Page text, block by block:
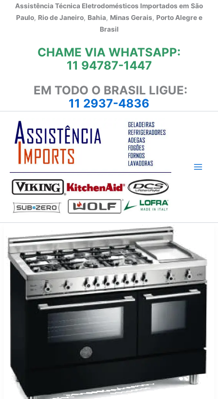
Assistência Técnica Eletrodomésticos Importados em São
Paulo, Rio de Janeiro, Bahia, Minas Gerais, Porto Alegre e
Brasil
CHAME VIA WHATSAPP:
11 94787-1447
EM TODO O BRASIL LIGUE:
11 2937-4836